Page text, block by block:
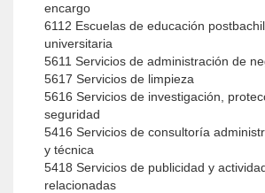
encargo
6112 Escuelas de educación
universitaria
5611 Servicios de administración de
5617 Servicios de limpieza
5616 Servicios de investigación,
seguridad
5416 Servicios de consultoría
y técnica
5418 Servicios de publicidad y
relacionadas